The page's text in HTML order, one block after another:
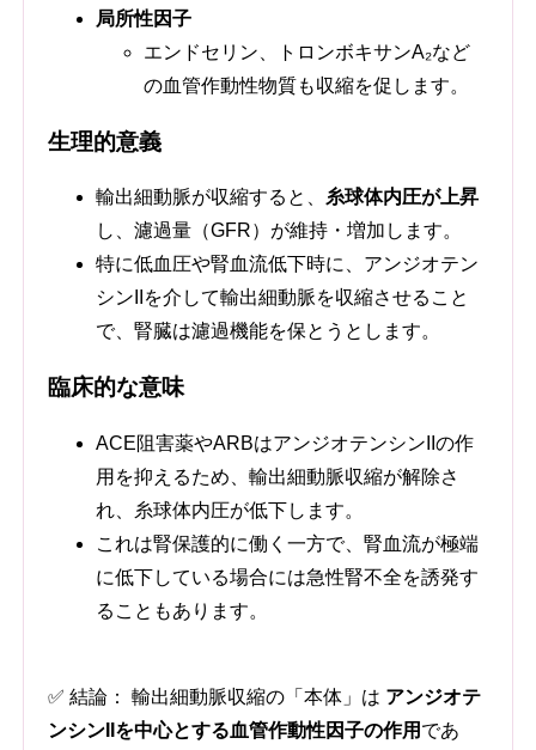
局所性因子
エンドセリン、トロンボキサンA₂など
の血管作動性物質も収縮を促します。
生理的意義
輸出細動脈が収縮すると、糸球体内圧が上昇
し、濾過量（GFR）が維持・増加します。
特に低血圧や腎血流低下時に、アンジオテン
シンIIを介して輸出細動脈を収縮させること
で、腎臓は濾過機能を保とうとします。
臨床的な意味
ACE阻害薬やARBはアンジオテンシンIIの作
用を抑えるため、輸出細動脈収縮が解除さ
れ、糸球体内圧が低下します。
これは腎保護的に働く一方で、腎血流が極端
に低下している場合には急性腎不全を誘発す
ることもあります。
✅ 結論： 輸出細動脈収縮の「本体」は アンジオテ
ンシンIIを中心とする血管作動性因子の作用 であ